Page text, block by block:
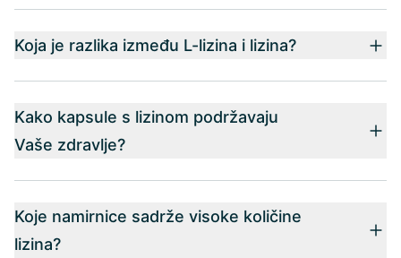
Koja je razlika između L-lizina i lizina?
Kako kapsule s lizinom podržavaju
Vaše zdravlje?
Koje namirnice sadrže visoke količine
lizina?